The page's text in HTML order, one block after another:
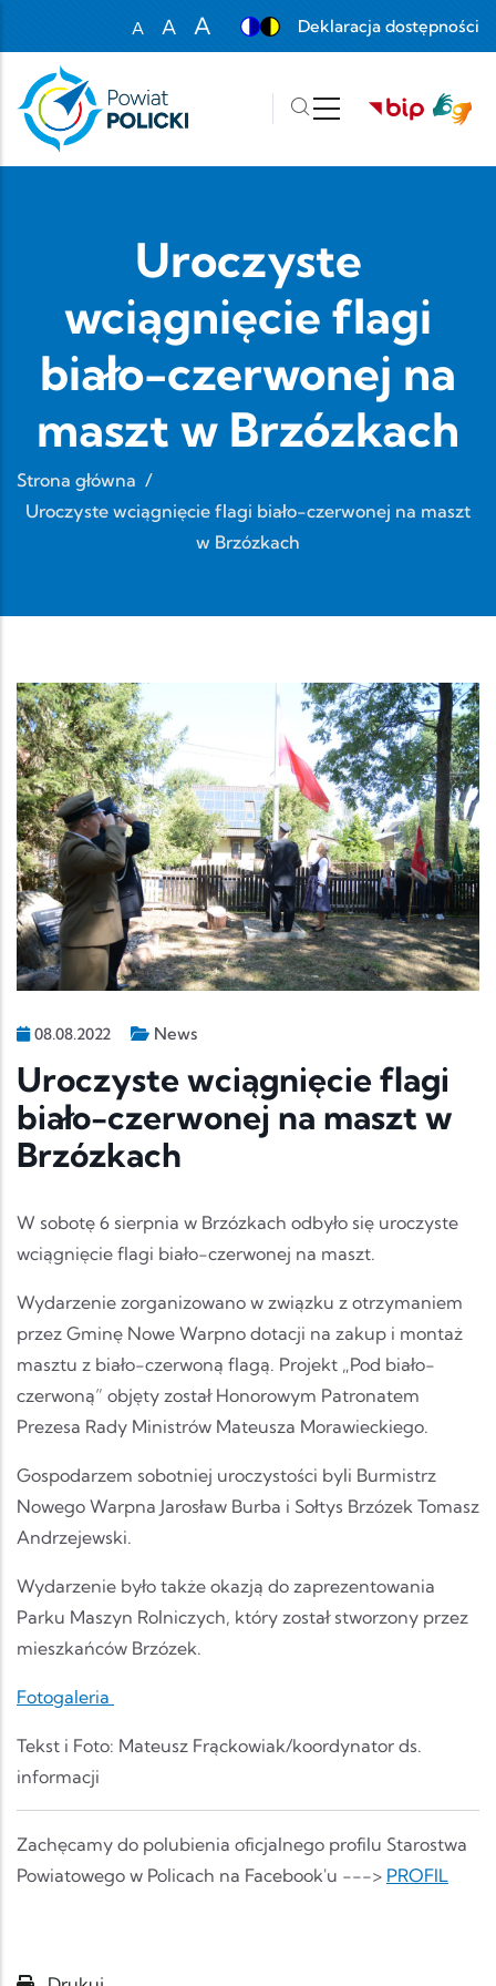
A
Set font size to 100%
A
A
Deklaracja dostępności
Uroczyste
wciągnięcie flagi
biało-czerwonej na
maszt w Brzózkach
Strona główna /
Uroczyste wciągnięcie flagi biało-czerwonej na maszt
w Brzózkach
08.08.2022 News
Uroczyste wciągnięcie flagi
biało-czerwonej na maszt w
Brzózkach
W sobotę 6 sierpnia w Brzózkach odbyło się uroczyste
wciągnięcie flagi biało-czerwonej na maszt.
Wydarzenie zorganizowano w związku z otrzymaniem
przez Gminę Nowe Warpno dotacji na zakup i montaż
masztu z biało-czerwoną flagą. Projekt „Pod biało-
czerwoną” objęty został Honorowym Patronatem
Prezesa Rady Ministrów Mateusza Morawieckiego.
Gospodarzem sobotniej uroczystości byli Burmistrz
Nowego Warpna Jarosław Burba i Sołtys Brzózek Tomasz
Andrzejewski.
Wydarzenie było także okazją do zaprezentowania
Parku Maszyn Rolniczych, który został stworzony przez
mieszkańców Brzózek.
Fotogaleria
Tekst i Foto: Mateusz Frąckowiak/koordynator ds.
informacji
Zachęcamy do polubienia oficjalnego profilu Starostwa
Powiatowego w Policach na Facebook'u ---> PROFIL